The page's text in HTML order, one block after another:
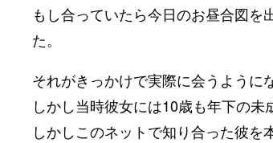
もし合っていたら今日のお昼合図
た。
それがきっかけで実際に会うように
しかし当時彼女には10歳も年下の未
しかしこのネットで知り合った彼を